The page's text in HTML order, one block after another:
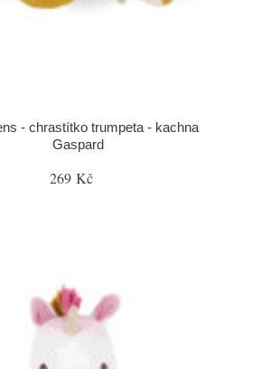
- chrastítko trumpeta - kachna
Gaspard
269 Kč